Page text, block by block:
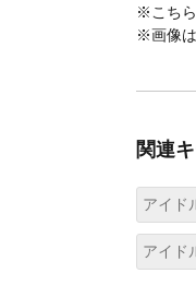
※こちら
※画像
関連
アイド
アイド